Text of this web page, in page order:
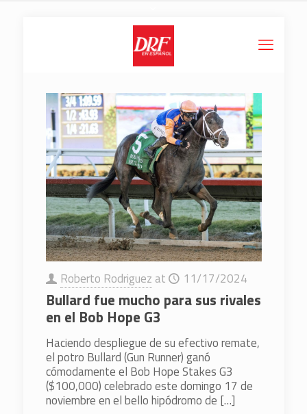
Roberto Rodriguez at 11/17/2024
Bullard fue mucho para sus rivales
en el Bob Hope G3
Haciendo despliegue de su efectivo remate,
el potro Bullard (Gun Runner) ganó
cómodamente el Bob Hope Stakes G3
($100,000) celebrado este domingo 17 de
noviembre en el bello hipódromo de […]